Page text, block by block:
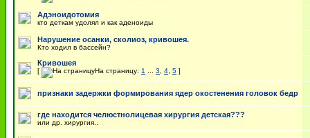
Адэноидотомия
кто деткам удолял и как аденоиды
Нарушение осанки, сколиоз, кривошея.
Кто ходил в бассейн?
Кривошея
[ На страницу: 1 3 4 5 ]
признаки задержки формирования ядер окостенения головок бедр
где находится челюстнолицевая хирургия детская???
или др. хирургия..